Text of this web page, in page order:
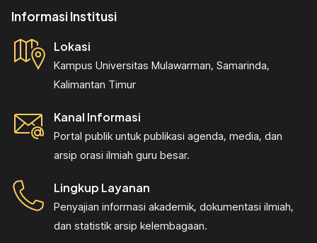
Informasi Institusi
Lokasi
Kampus Universitas Mulawarman, Samarinda,
Kalimantan Timur
Kanal Informasi
Portal publik untuk publikasi agenda, media, dan
arsip orasi ilmiah guru besar.
Lingkup Layanan
Penyajian informasi akademik, dokumentasi ilmiah,
dan statistik arsip kelembagaan.